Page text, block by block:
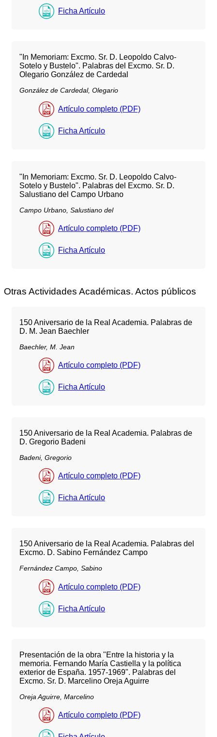
Ficha Artículo
"In Memoriam: Excmo. Sr. D. Leopoldo Calvo-
Sotelo y Bustelo". Palabras del Excmo. Sr. D.
Olegario González de Cardedal
González de Cardedal, Olegario
Artículo completo (PDF)
Ficha Artículo
"In Memoriam: Excmo. Sr. D. Leopoldo Calvo-
Sotelo y Bustelo". Palabras del Excmo. Sr. D.
Salustiano del Campo Urbano
Campo Urbano, Salustiano del
Artículo completo (PDF)
Ficha Artículo
Otras Actividades Académicas. Actos públicos
150 Aniversario de la Real Academia. Palabras de
D. M. Jean Baechler
Baechler, M. Jean
Artículo completo (PDF)
Ficha Artículo
150 Aniversario de la Real Academia. Palabras de
D. Gregorio Badeni
Badeni, Gregorio
Artículo completo (PDF)
Ficha Artículo
150 Aniversario de la Real Academia. Palabras del
Excmo. D. Sabino Fernández Campo
Fernández Campo, Sabino
Artículo completo (PDF)
Ficha Artículo
Presentación de la obra "Entre la historia y la
memoria. Fernando María Castiella y la política
exterior de España. 1957-1969". Palabras del
Excmo. Sr. D. Marcelino Oreja Aguirre
Oreja Aguirre, Marcelino
Artículo completo (PDF)